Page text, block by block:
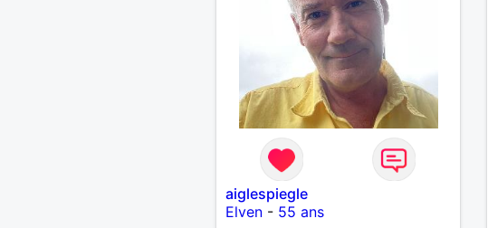
aiglespiegle
Elven- 55 ans